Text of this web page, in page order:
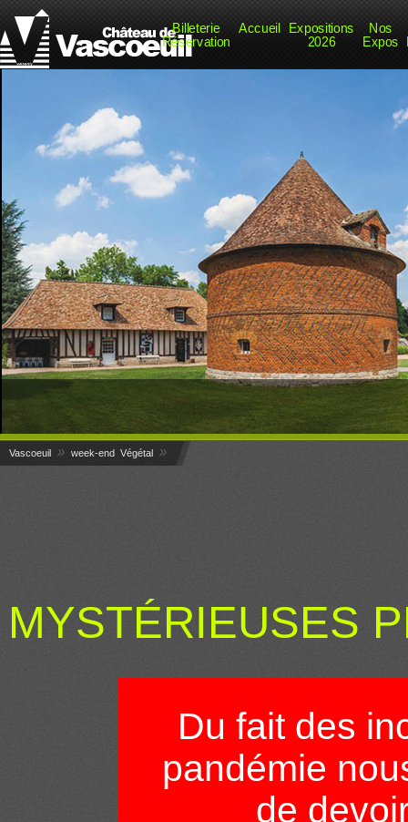
Billeterie
Réservation
Accueil
Expositions
2026
Nos
Expos
Vascoeuil » week-end Végétal »
MYSTÉRIEUSES
Du fait des
pandémie
de